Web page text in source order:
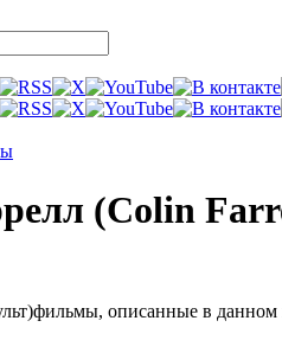
(Colin
описанные в данном